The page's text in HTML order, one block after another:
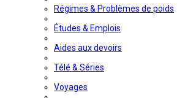
Régimes & Problèmes de poids
Études & Emplois
Aides aux devoirs
Télé & Séries
Voyages